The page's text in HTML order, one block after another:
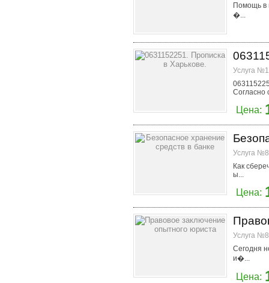
Помощь в
�...
Услуга
Согласно
Цена:
Услуга
Как
ы...
Цена:
Услуга
Сегодня
и�...
Цена: